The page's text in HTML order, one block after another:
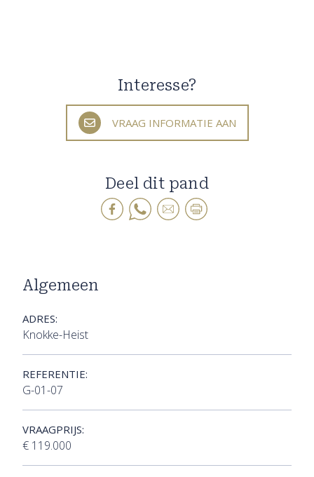
Interesse?
VRAAG INFORMATIE AAN
Deel dit pand
Algemeen
ADRES:
Knokke-Heist
REFERENTIE:
G-01-07
VRAAGPRIJS:
€ 119.000